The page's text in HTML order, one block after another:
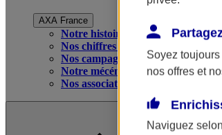
AXA France
Notre histoire
Nos chiffres clés
Nos campagnes publicitaires
Notre mécénat
Nos associations
Soyez
nos offres et
Naviguez